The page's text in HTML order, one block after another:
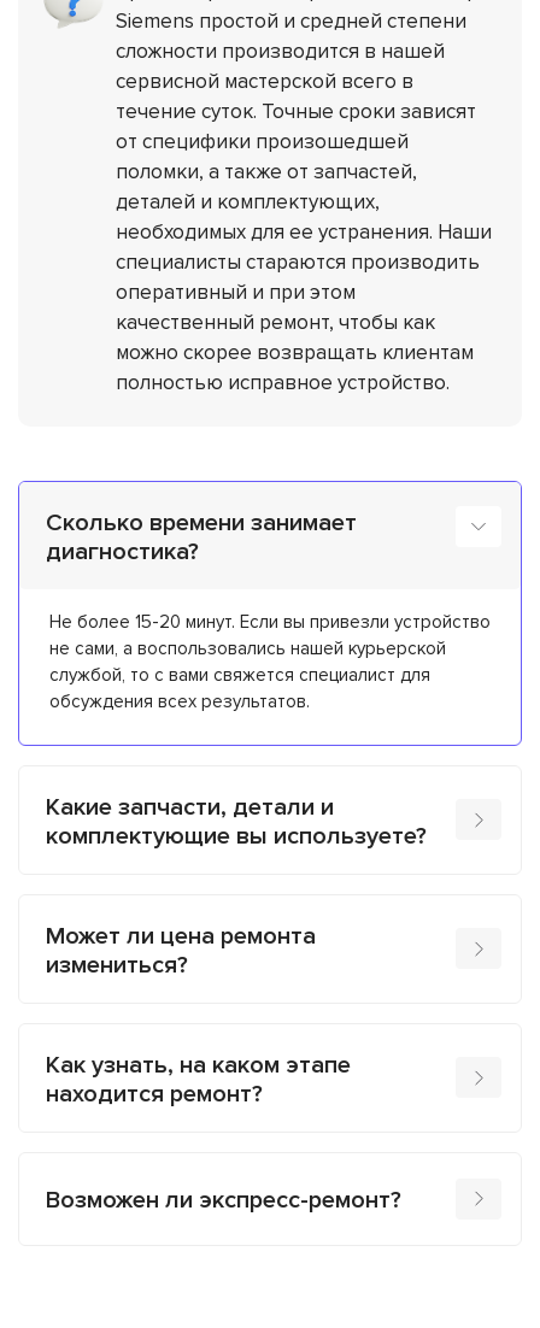
Siemens простой и средней степени
сложности производится в нашей
сервисной мастерской всего в
течение суток. Точные сроки зависят
от специфики произошедшей
поломки, а также от запчастей,
деталей и комплектующих,
необходимых для ее устранения. Наши
специалисты стараются производить
оперативный и при этом
качественный ремонт, чтобы как
можно скорее возвращать клиентам
полностью исправное устройство.
Сколько времени занимает
диагностика?
Не более 15-20 минут. Если вы привезли устройство
не сами, а воспользовались нашей курьерской
службой, то с вами свяжется специалист для
обсуждения всех результатов.
Какие запчасти, детали и
комплектующие вы используете?
Может ли цена ремонта
измениться?
Как узнать, на каком этапе
находится ремонт?
Возможен ли экспресс-ремонт?